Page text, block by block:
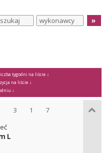
tygodni na liście ↓
na liście ↓
↓
3 1 7
L